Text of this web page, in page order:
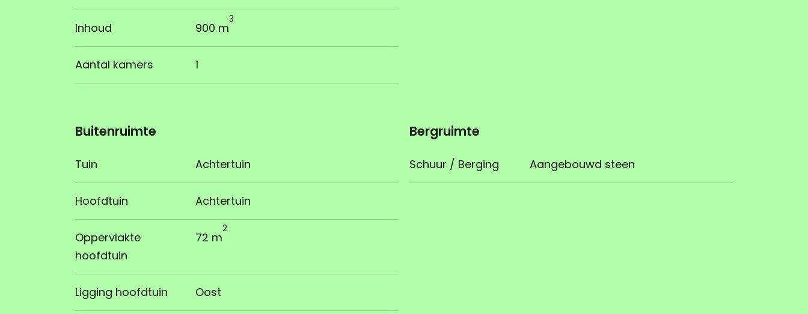
Inhoud 900 m
3
Aantal kamers 1
Buitenruimte
Tuin Achtertuin
Hoofdtuin Achtertuin
Oppervlakte
hoofdtuin
72 m
2
Ligging hoofdtuin Oost
Bergruimte
Schuur / Berging Aangebouwd steen